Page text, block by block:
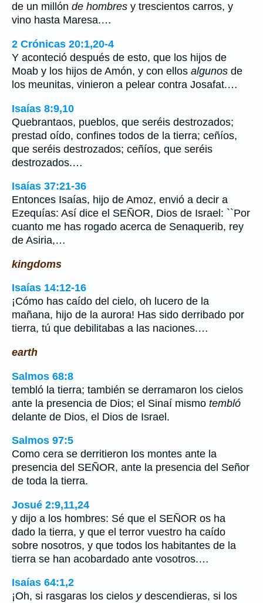
de un millón de hombres y trescientos carros, y
vino hasta Maresa.…
2 Crónicas 20:1,20-4
Y aconteció después de esto, que los hijos de
Moab y los hijos de Amón, y con ellos algunos de
los meunitas, vinieron a pelear contra Josafat.…
Isaías 8:9,10
Quebrantaos, pueblos, que seréis destrozados;
prestad oído, confines todos de la tierra; ceñíos,
que seréis destrozados; ceñíos, que seréis
destrozados.…
Isaías 37:21-36
Entonces Isaías, hijo de Amoz, envió a decir a
Ezequías: Así dice el SEÑOR, Dios de Israel: ``Por
cuanto me has rogado acerca de Senaquerib, rey
de Asiria,…
kingdoms
Isaías 14:12-16
¡Cómo has caído del cielo, oh lucero de la
mañana, hijo de la aurora! Has sido derribado por
tierra, tú que debilitabas a las naciones.…
earth
Salmos 68:8
tembló la tierra; también se derramaron los cielos
ante la presencia de Dios; el Sinaí mismo tembló
delante de Dios, el Dios de Israel.
Salmos 97:5
Como cera se derritieron los montes ante la
presencia del SEÑOR, ante la presencia del Señor
de toda la tierra.
Josué 2:9,11,24
y dijo a los hombres: Sé que el SEÑOR os ha
dado la tierra, y que el terror vuestro ha caído
sobre nosotros, y que todos los habitantes de la
tierra se han acobardado ante vosotros.…
Isaías 64:1,2
¡Oh, si rasgaras los cielos ydescendieras, si los